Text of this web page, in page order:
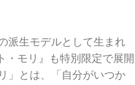
派生モデルとして生まれ
・モリ』も特別限定で展開
」とは、「自分がいつか